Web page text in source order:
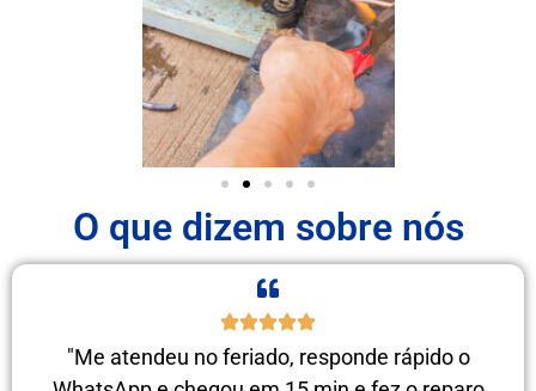
O que dizem sobre nós
"Me atendeu no feriado, responde rápido o